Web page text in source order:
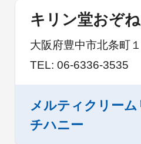
キリン堂おぞ
大阪府豊中市北条町
TEL: 06-6336-3535
メルティクリー
チハニー